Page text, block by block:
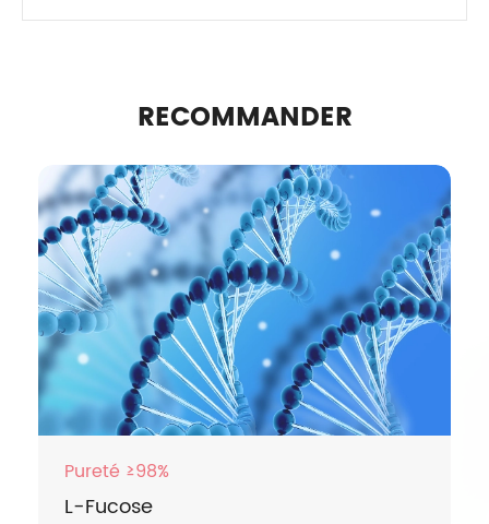
RECOMMANDER
Pureté ≥98%
L-Fucose